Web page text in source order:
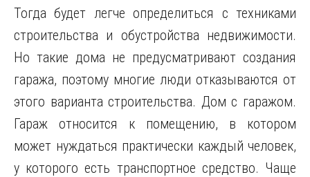
Тогда будет легче определиться с техниками
строительства и обустройства недвижимости.
Но такие дома не предусматривают создания
гаража, поэтому многие люди отказываются от
этого варианта строительства. Дом с гаражом.
Гараж относится к помещению, в котором
может нуждаться практически каждый человек,
у которого есть транспортное средство. Чаще